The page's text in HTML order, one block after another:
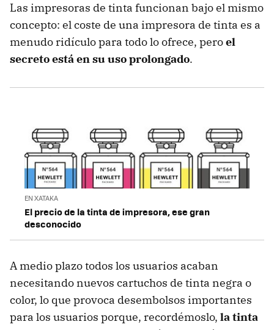
Las impresoras de tinta funcionan bajo el mismo
concepto: el coste de una impresora de tinta es a
menudo ridículo para todo lo ofrece, peroel
secreto está en su uso prolongado.
EN XATAKA
El precio de la tinta de impresora, ese gran
desconocido
A medio plazo todos los usuarios acaban
necesitando nuevos cartuchos de tinta negra o
color, lo que provoca desembolsos importantes
para los usuarios porque, recordémoslo, la tinta